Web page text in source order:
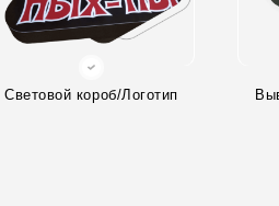
Световой короб/Логотип